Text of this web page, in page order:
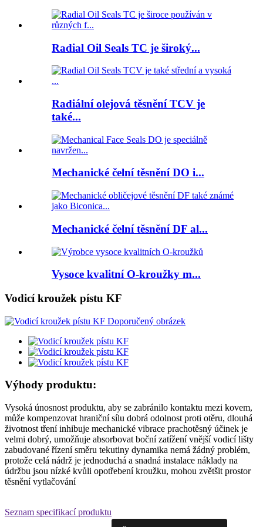
Radial Oil Seals TC je široký...
Radiální olejová těsnění TCV je
také...
Mechanické čelní těsnění DO i...
Mechanické čelní těsnění DF al...
Vysoce kvalitní O-kroužky m...
Vodicí kroužek pístu KF
Výhody produktu:
Vysoká únosnost produktu, aby se zabránilo kontaktu mezi kovem,
může kompenzovat hraniční sílu dobrá odolnost proti otěru, dlouhá
životnost tření inhibuje mechanické vibrace prachotěsný účinek je
velmi dobrý, umožňuje absorbovat boční zatížení vnější vodicí lišty
zabudované řízení směru tekutiny dynamika nemá žádný problém,
protože celá nádrž je jednoduchá a snadná instalace náklady na
údržbu jsou nízké kvůli opotřebení kroužku, mohou zvětšit prostor
těsnění vytlačování
Seznam specifikací produktu